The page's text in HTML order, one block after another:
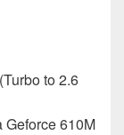
to 2.6
Geforce 610M